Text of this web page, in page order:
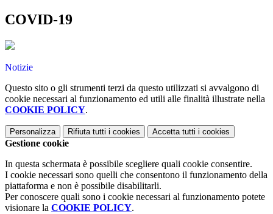
COVID-19
Notizie
Questo sito o gli strumenti terzi da questo utilizzati si avvalgono di
cookie necessari al funzionamento ed utili alle finalità illustrate nella
COOKIE POLICY.
Personalizza Rifiuta tutti i cookies Accetta tutti i cookies
Gestione cookie
In questa schermata è possibile scegliere quali cookie consentire.
I cookie necessari sono quelli che consentono il funzionamento della
piattaforma e non è possibile disabilitarli.
Per conoscere quali sono i cookie necessari al funzionamento potete
visionare la COOKIE POLICY.